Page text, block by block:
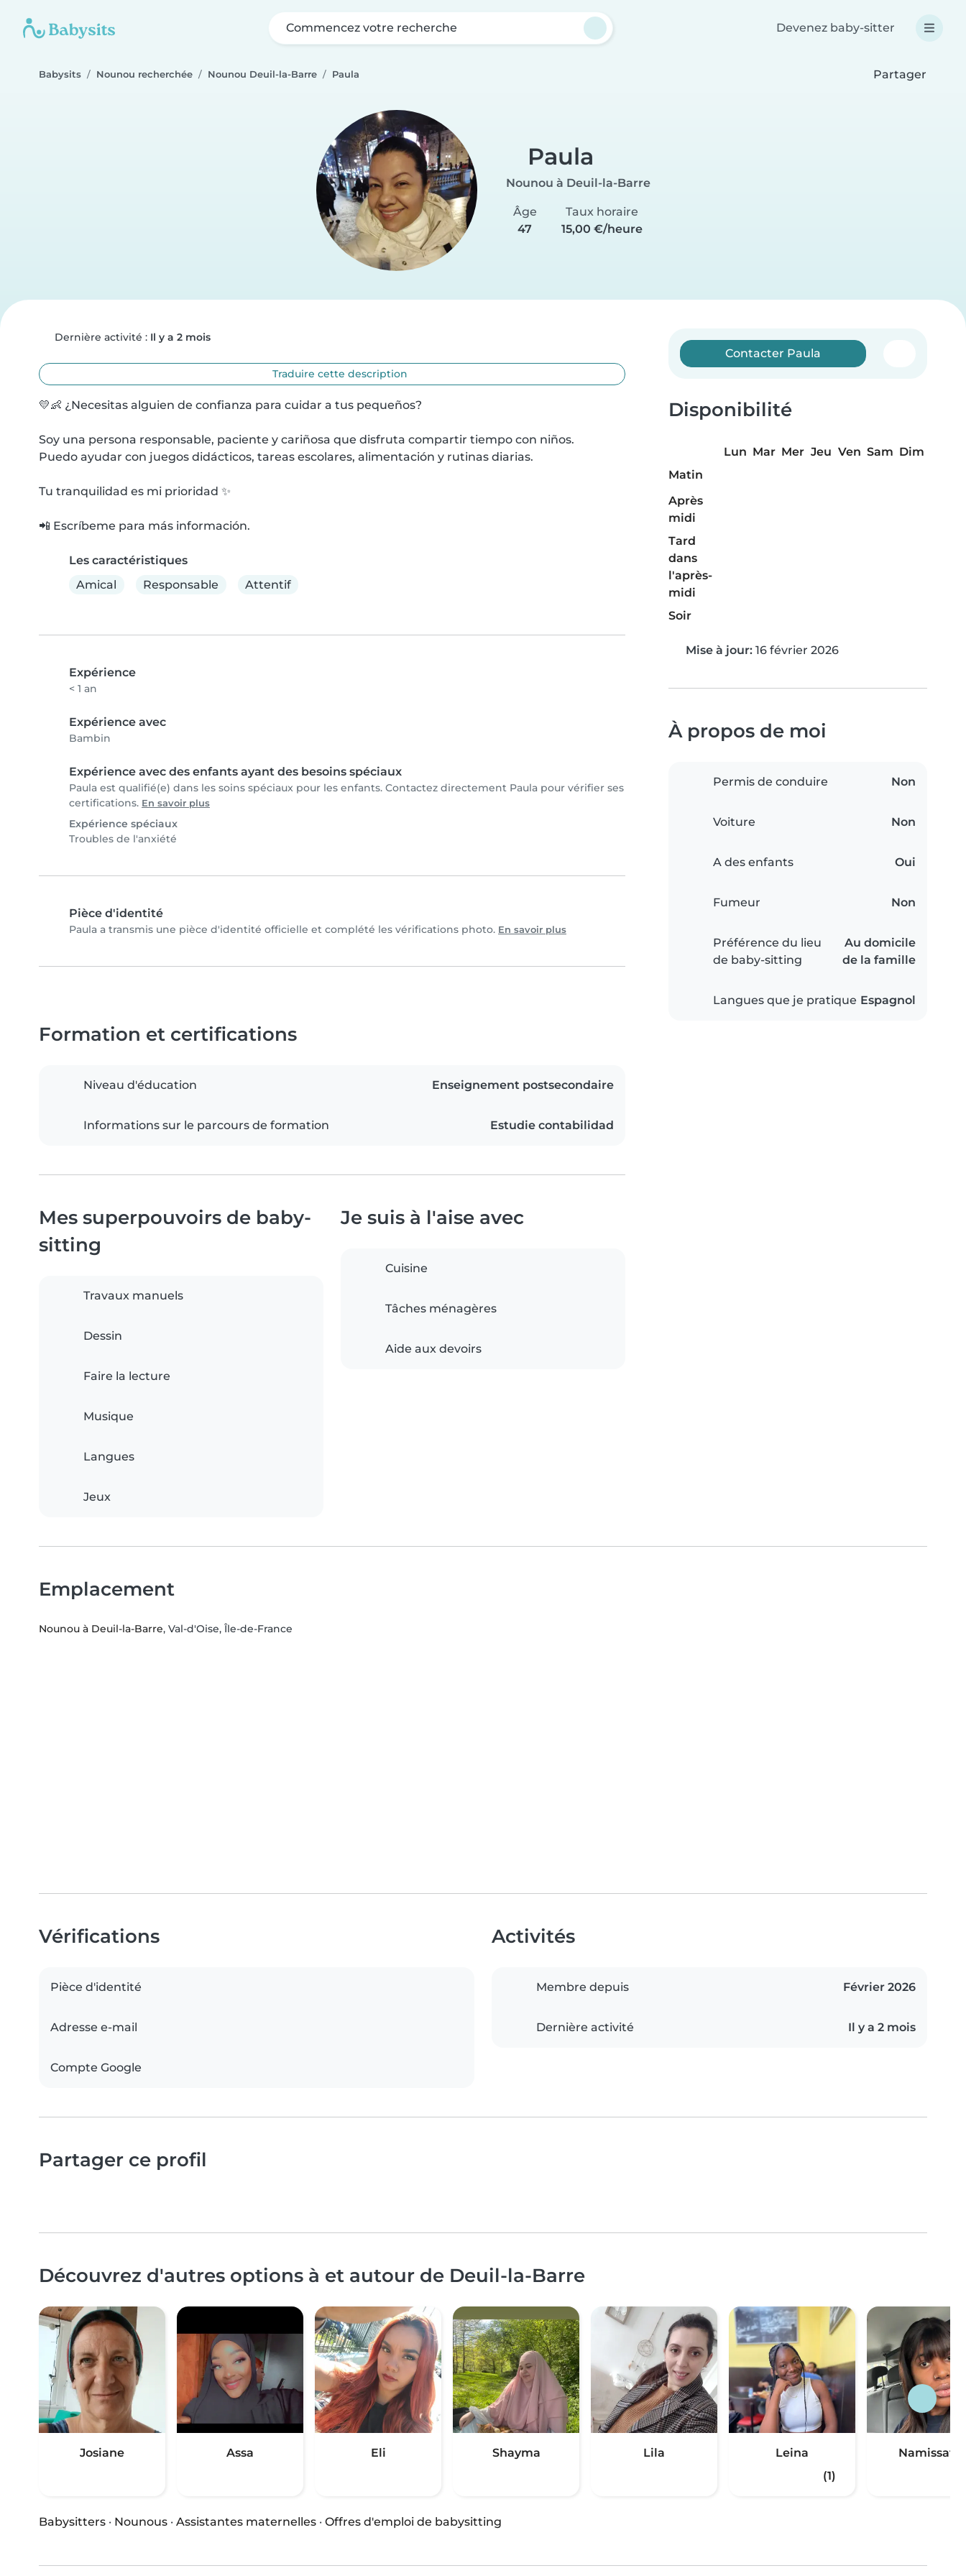
Commencez votre recherche Devenez baby-sitter
Babysits Nounou recherchée Nounou Deuil-la-Barre Paula Partager
Paula
Nounou à Deuil-la-Barre
Âge
47
Taux horaire
15,00 €/heure
Dernière activité : Il y a 2 mois
Traduire cette description
💛👶 ¿Necesitas alguien de confianza para cuidar a tus pequeños?
Soy una persona responsable, paciente y cariñosa que disfruta compartir tiempo con niños.
Puedo ayudar con juegos didácticos, tareas escolares, alimentación y rutinas diarias.
Tu tranquilidad es mi prioridad ✨
📲 Escríbeme para más información.
Les caractéristiques
Amical
Responsable Attentif
Expérience
< 1 an
Expérience avec
Bambin
Expérience avec des enfants ayant des besoins spéciaux
Paula est qualifié(e) dans les soins spéciaux pour les enfants. Contactez directement Paula pour vérifier ses
certifications. En savoir plus
Expérience spéciaux
Troubles de l'anxiété
Pièce d'identité
Paula a transmis une pièce d'identité officielle et complété les vérifications photo. En savoir plus
Contacter Paula
Disponibilité
Lun Mar Mer Jeu Ven Sam Dim
Matin
Après
midi
Tard
dans
l'après-
midi
Soir
Mise à jour: 16 février 2026
À propos de moi
Permis de conduire Non
Voiture Non
A des enfants Oui
Fumeur Non
Préférence du lieu
de baby-sitting
Au domicile
de la famille
Langues que je pratique Espagnol
Formation et certifications
Niveau d'éducation Enseignement postsecondaire
Informations sur le parcours de formation Estudie contabilidad
Mes superpouvoirs de baby-
sitting
Travaux manuels
Dessin
Faire la lecture
Musique
Langues
Jeux
Je suis à l'aise avec
Cuisine
Tâches ménagères
Aide aux devoirs
Emplacement
Nounou à Deuil-la-Barre, Val-d'Oise, Île-de-France
Vérifications
Pièce d'identité
Adresse e-mail
Compte Google
Activités
Membre depuis Février 2026
Dernière activité Il y a 2 mois
Partager ce profil
Découvrez d'autres options à et autour de Deuil-la-Barre
Josiane Assa Eli Shayma Lila
Leina
(1)
Namissata
Babysitters · Nounous · Assistantes maternelles · Offres d'emploi de babysitting